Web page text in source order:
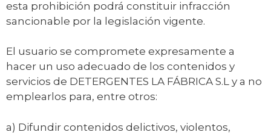
esta prohibición podrá constituir infracción
sancionable por la legislación vigente.
El usuario se compromete expresamente a
hacer un uso adecuado de los contenidos y
servicios de DETERGENTES LA FÁBRICA S.L y a no
emplearlos para, entre otros:
a) Difundir contenidos delictivos, violentos,